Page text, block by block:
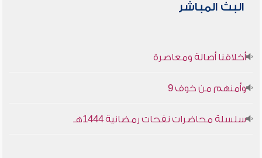
البث المباشر
أخلاقنا أصالة ومعاصرة
وأمنهم من خوف 9
سلسلة محاضرات نفحات رمضانية 1444هـ